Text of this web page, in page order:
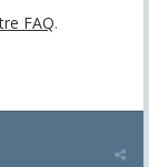
FAQ.